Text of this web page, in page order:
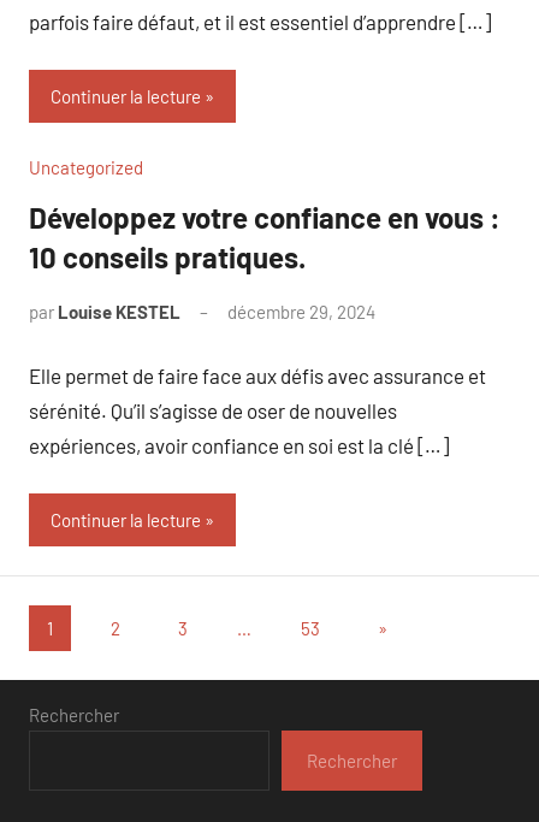
parfois faire défaut, et il est essentiel d’apprendre […]
Continuer la lecture
Uncategorized
Développez votre confiance en vous :
10 conseils pratiques.
par Louise KESTEL décembre 29, 2024
Elle permet de faire face aux défis avec assurance et
sérénité. Qu’il s’agisse de oser de nouvelles
expériences, avoir confiance en soi est la clé […]
Continuer la lecture
Pagination
des
publications
1 2 3 … 53
Articles
»
Rechercher
Rechercher